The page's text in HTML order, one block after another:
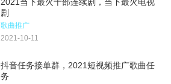
剧
歌曲推广
2021-10-11
抖音任务接单群，2021短视频推广歌曲任
务